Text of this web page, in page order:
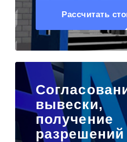
Рассчитать
вывески,
получение
разрешений